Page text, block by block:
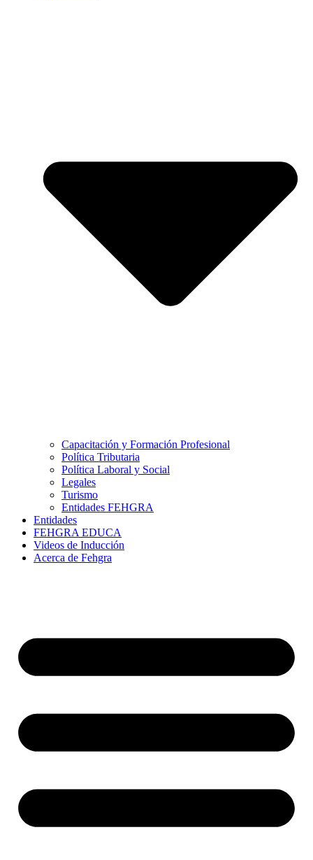
Capacitación y Formación Profesional
Política Tributaria
Política Laboral y Social
Legales
Turismo
Entidades FEHGRA
Entidades
FEHGRA EDUCA
Videos de Inducción
Acerca de Fehgra